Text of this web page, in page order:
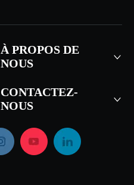
À PROPOS DE
NOUS
CONTACTEZ-
NOUS